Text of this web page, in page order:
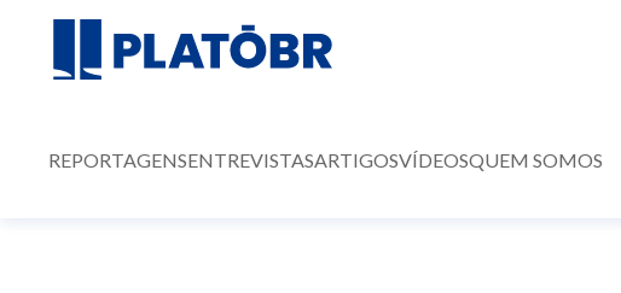
REPORTAGENSENTREVISTASARTIGOSVÍDEOSQUEM SOMOS